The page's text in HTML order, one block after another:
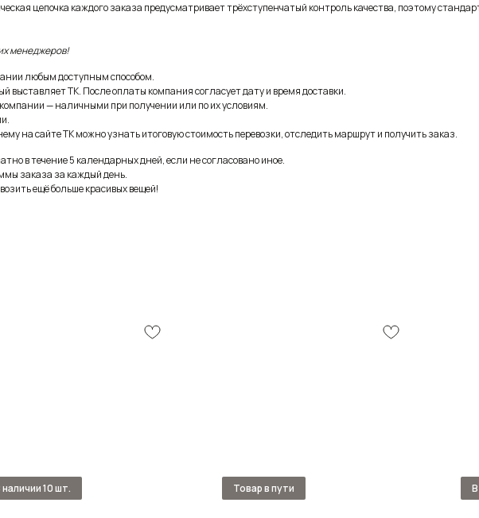
цепочка каждого заказа предусматривает трёхступенчатый контроль качества, поэтому
менеджеров!
любым доступным способом.
выставляет ТК. После оплаты компания согласует дату и время доставки.
— наличными при получении или по их условиям.
на сайте ТК можно узнать итоговую стоимость перевозки, отследить маршрут и получить заказ.
в течение 5 календарных дней, если не согласовано иное.
заказа за каждый день.
ещё больше красивых вещей!